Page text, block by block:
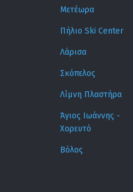
Μετέωρα
Πήλιο Ski Center
Λάρισα
Σκόπελος
Λίμνη Πλαστήρα
Άγιος Ιωάννης -
Χορευτό
Βόλος